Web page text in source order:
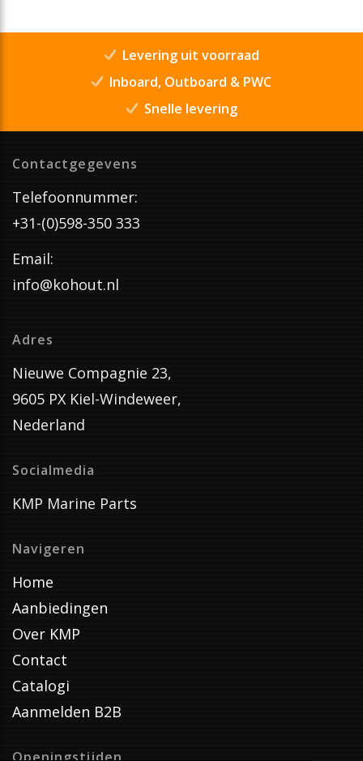
Levering uit voorraad
Inboard, Outboard & PWC
Snelle levering
Contactgegevens
Telefoonnummer:
+31-(0)598-350 333
Email:
info@kohout.nl
Adres
Nieuwe Compagnie 23,
9605 PX Kiel-Windeweer,
Nederland
Socialmedia
KMP Marine Parts
Navigeren
Home
Aanbiedingen
Over KMP
Contact
Catalogi
Aanmelden B2B
Openingstijden